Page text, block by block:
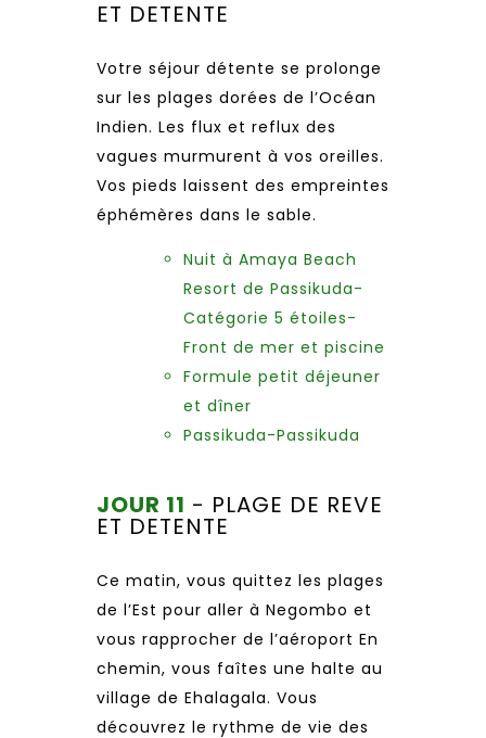
ET DETENTE
Votre séjour détente se prolonge
sur les plages dorées de l’Océan
Indien. Les flux et reflux des
vagues murmurent à vos oreilles.
Vos pieds laissent des empreintes
éphémères dans le sable.
Nuit à Amaya Beach
Resort de Passikuda-
Catégorie 5 étoiles-
Front de mer et piscine
Formule petit déjeuner
et dîner
Passikuda-Passikuda
JOUR 11 - PLAGE DE REVE
ET DETENTE
Ce matin, vous quittez les plages
de l’Est pour aller à Negombo et
vous rapprocher de l’aéroport En
chemin, vous faîtes une halte au
village de Ehalagala. Vous
découvrez le rythme de vie des